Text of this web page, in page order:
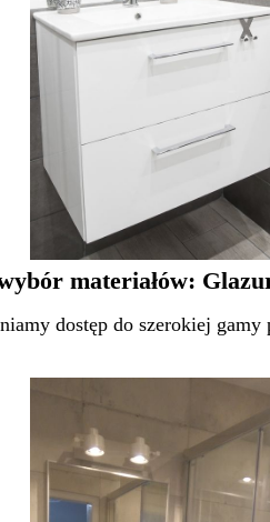
materiałów:
dostęp do szerokiej